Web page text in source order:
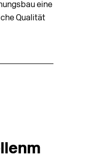
eine
Qualität